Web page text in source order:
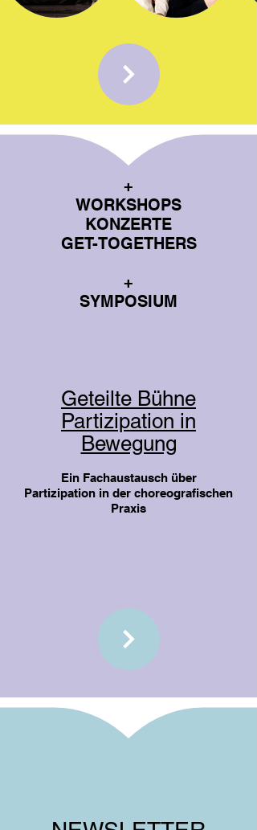
+
WORKSHOPS
KONZERTE
GET-TOGETHERS
+
SYMPOSIUM
Geteilte Bühne
Partizipation in
Bewegung
Ein Fachaustausch über
Partizipation in der choreografischen
Praxis